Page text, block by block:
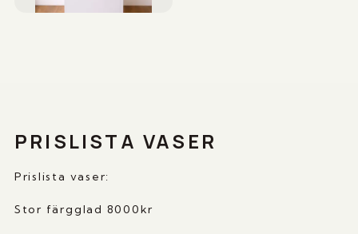
PRISLISTA VASER
Prislista vaser:
Stor färgglad 8000kr